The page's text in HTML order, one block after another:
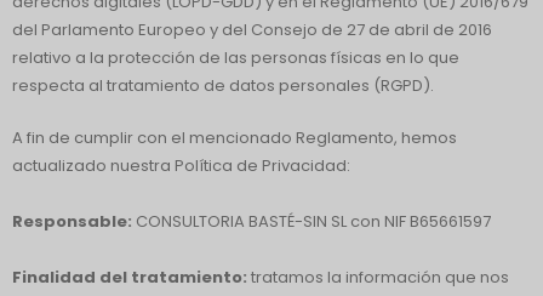
del Parlamento Europeo y del Consejo de 27 de abril de 2016
relativo a la protección de las personas físicas en lo que
respecta al tratamiento de datos personales (RGPD).
A fin de cumplir con el mencionado Reglamento, hemos
actualizado nuestra Política de Privacidad:
Responsable: CONSULTORIA BASTÉ-SIN SL con NIF B65661597
Finalidad del tratamiento: tratamos la información que nos